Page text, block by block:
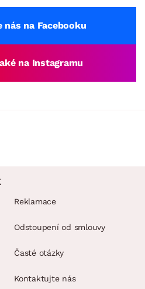
nás na Facebooku
na Instagramu
Reklamace
Odstoupení od smlouvy
Časté otázky
Kontaktujte nás